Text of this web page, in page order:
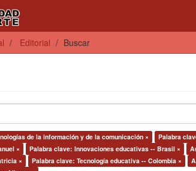
Editorial Buscar
de la información y de la comunicación ×
Palabra
×
Palabra clave: Innovaciones educativas -- Brasil ×
×
Palabra clave: Tecnología educativa -- Colombia ×